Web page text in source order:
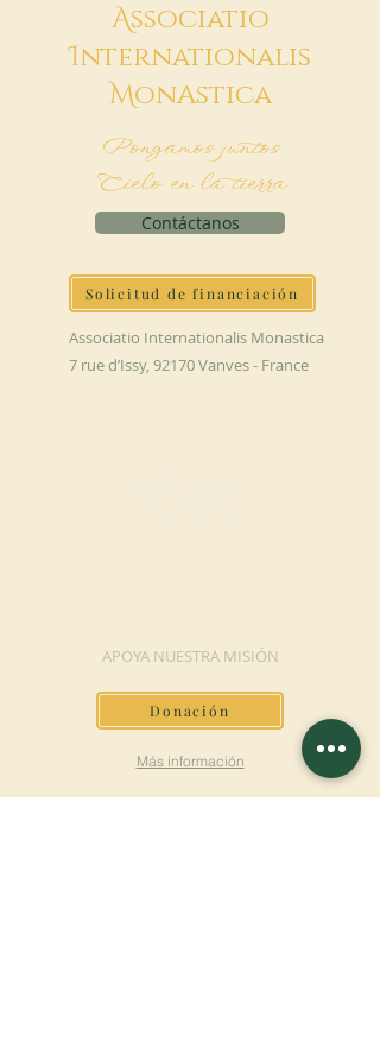
Associatio
Internationalis
MonAstica
Pongamos juntos
Cielo en la tierra
Contáctanos
Solicitud de financiación
Associatio Internationalis Monastica
7 rue d’Issy, 92170 Vanves - France
APOYA NUESTRA MISIÓN
Donación
Más información